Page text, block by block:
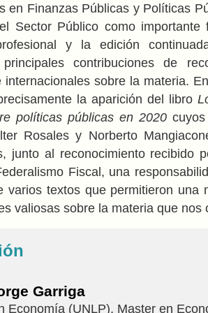
en Finanzas Públicas y Políticas
Sector Público como importante
y la edición
contribuciones de
internacionales sobre la materia.
la aparición del libro
políticas públicas en 2020
Rosales y Norberto
junto al reconocimiento recibido
Fiscal, una
varios textos que permitieron una
valiosas sobre la materia que nos
Garriga
Economía (UNLP), Master en